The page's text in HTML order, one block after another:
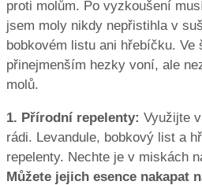
proti molům. Po vyzkoušení
jsem moly nikdy nepřistihla v
bobkovém listu ani hřebíčku. Ve
přinejmenším hezky voní, ale
molů.
1. Přírodní repelenty: Využijte
rádi. Levandule, bobkový list a
repelenty. Nechte je v miskách
Můžete jejich esence nakapat